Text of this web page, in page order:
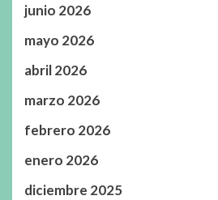
junio 2026
mayo 2026
abril 2026
marzo 2026
febrero 2026
enero 2026
diciembre 2025